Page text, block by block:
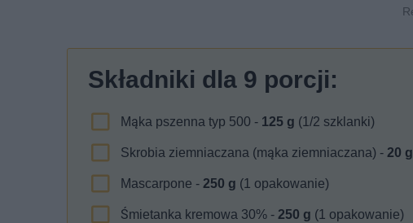
Składniki dla 9 porcji:
Mąka pszenna typ 500 - 125 g (1/2 szklanki)
Skrobia ziemniaczana (mąka ziemniaczana) - 20 g
Mascarpone - 250 g (1 opakowanie)
Śmietanka kremowa 30% - 250 g (1 opakowanie)